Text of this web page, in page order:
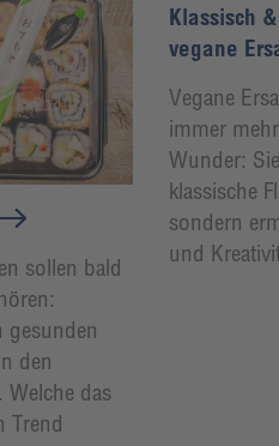
sollen bald
gesunden
den
das
Trend
Klassisch
vegane
Vegane
immer
Wunder:
klassische
sondern
und